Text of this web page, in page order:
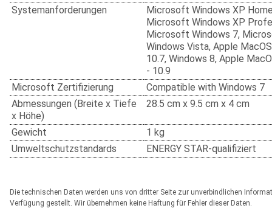
Systemanforderungen
Microsoft Windows XP
Microsoft Windows XP
Microsoft Windows 7,
Windows Vista, Apple
10.7, Windows 8, Apple
- 10.9
Microsoft Zertifizierung
Compatible with Windows 7
Abmessungen (Breite x Tiefe
x Höhe)
28.5 cm x 9.5 cm x 4 cm
Gewicht
1 kg
Umweltschutzstandards
ENERGY STAR-qualifiziert
Die technischen Daten werden uns von dritter Seite zur unverbindlichen
Verfügung gestellt. Wir übernehmen keine Haftung für Fehler dieser Daten.